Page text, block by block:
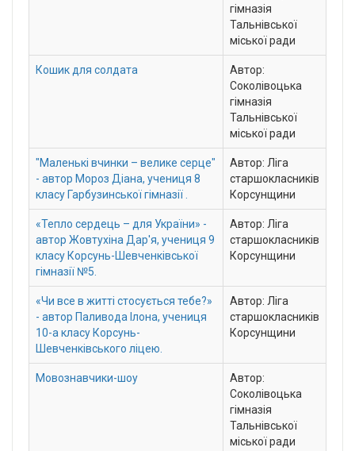
гімназія
Тальнівської
міської ради
Кошик для солдата
Автор:
Соколівоцька
гімназія
Тальнівської
міської ради
"Маленькі вчинки – велике серце"
- автор Мороз Діана, учениця 8
класу Гарбузинської гімназії .
Автор: Ліга
старшокласників
Корсунщини
«Тепло сердець – для України» -
автор Жовтухіна Дар'я, учениця 9
класу Корсунь-Шевченківської
гімназії №5.
Автор: Ліга
старшокласників
Корсунщини
«Чи все в житті стосується тебе?»
- автор Паливода Ілона, учениця
10-а класу Корсунь-
Шевченківського ліцею.
Автор: Ліга
старшокласників
Корсунщини
Мовознавчики-шоу
Автор:
Соколівоцька
гімназія
Тальнівської
міської ради